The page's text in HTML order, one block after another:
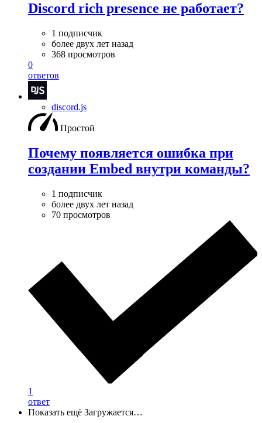
Discord rich presence не работает?
1 подписчик
более двух лет назад
368 просмотров
0
ответов
discord.js
Простой
Почему появляется ошибка при
создании Embed внутри команды?
1 подписчик
более двух лет назад
70 просмотров
1
ответ
Показать ещё Загружается…